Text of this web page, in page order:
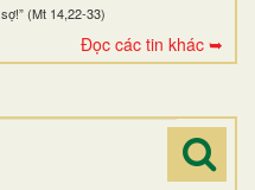
sợ!” (Mt 14,22-33)
Đọc các tin khác ➥